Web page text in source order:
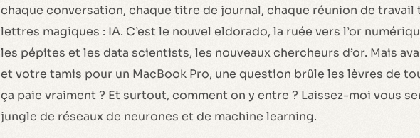
chaque conversation, chaque titre de journal, chaque réunion de
lettres magiques : IA. C’est le nouvel eldorado, la ruée vers l’or
les pépites et les data scientists, les nouveaux chercheurs d’or. Mais
et votre tamis pour un MacBook Pro, une question brûle les lèvres de
ça paie vraiment ? Et surtout, comment on y entre ? Laissez-moi vous
jungle de réseaux de neurones et de machine learning.